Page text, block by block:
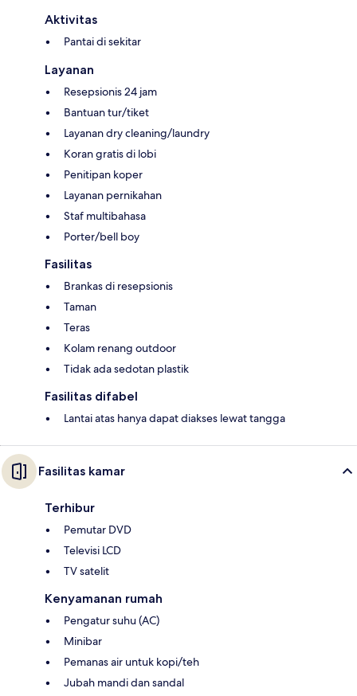
Aktivitas
Pantai di sekitar
Layanan
Resepsionis 24 jam
Bantuan tur/tiket
Layanan dry cleaning/laundry
Koran gratis di lobi
Penitipan koper
Layanan pernikahan
Staf multibahasa
Porter/bell boy
Fasilitas
Brankas di resepsionis
Taman
Teras
Kolam renang outdoor
Tidak ada sedotan plastik
Fasilitas difabel
Lantai atas hanya dapat diakses lewat tangga
Fasilitas kamar
Terhibur
Pemutar DVD
Televisi LCD
TV satelit
Kenyamanan rumah
Pengatur suhu (AC)
Minibar
Pemanas air untuk kopi/teh
Jubah mandi dan sandal